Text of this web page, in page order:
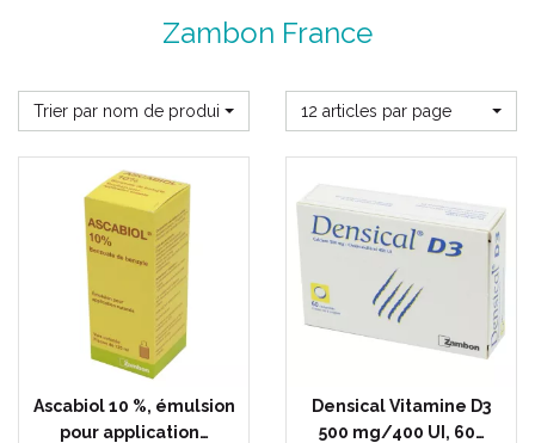
Zambon France
Trier par nom de produit 12 articles par page
Ascabiol 10 %, émulsion
pour application…
Densical Vitamine D3
500 mg/400 UI, 60…